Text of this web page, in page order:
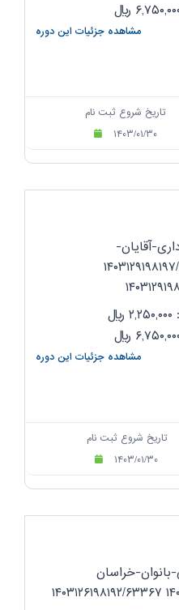
ریال
مشاهده جزئیات این دوره
تاریخ شروع ثبت نام
۱۴۰۳/۰۱/۳۰
آقایان-
۶۳۳۶۷
۶۳۳۶۷
ریال
ریال
مشاهده جزئیات این دوره
تاریخ شروع ثبت نام
۱۴۰۳/۰۱/۳۰
بانوان-خراسان